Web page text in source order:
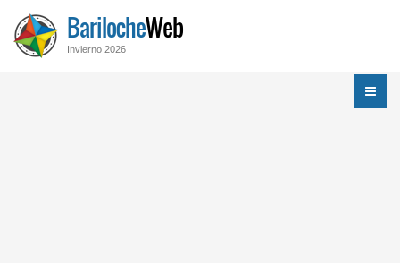
BarilocheWeb
Invierno 2026
Menú